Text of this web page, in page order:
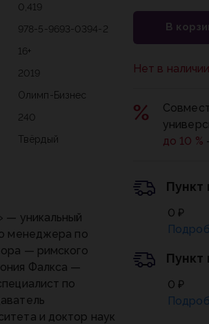
0,419
978-5-9693-0394-2
16+
2019
Олимп-Бизнес
240
Твёрдый
— уникальный
менеджера по
— римского
Фалкса —
по
и доктор наук
В
Нет в наличии
до 10 %
Пункт
0 ₽
Пункт
0 ₽